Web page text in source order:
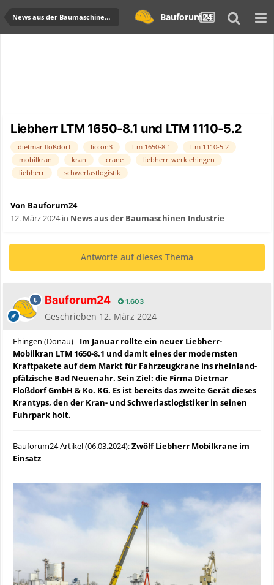
News aus der Baumaschinen Industrie Bauforum24
Liebherr LTM 1650-8.1 und LTM 1110-5.2
dietmar floßdorf liccon3 ltm 1650-8.1
ltm 1110-5.2
mobilkran
kran crane
liebherr-werk ehingen
liebherr
schwerlastlogistik
Von Bauforum24
12. März 2024in News aus der Baumaschinen Industrie
Antworte auf dieses Thema
Bauforum24 1.603
Geschrieben 12. März 2024
Ehingen (Donau) - Im Januar rollte ein neuer Liebherr-
Mobilkran LTM 1650-8.1 und damit eines der modernsten
Kraftpakete auf dem Markt für Fahrzeugkrane ins rheinland-
pfälzische Bad Neuenahr. Sein Ziel: die Firma Dietmar
Floßdorf GmbH & Ko. KG. Es ist bereits das zweite Gerät dieses
Krantyps, den der Kran- und Schwerlastlogistiker in seinen
Fuhrpark holt.
Bauforum24 Artikel (06.03.2024):Zwölf Liebherr Mobilkrane im
Einsatz